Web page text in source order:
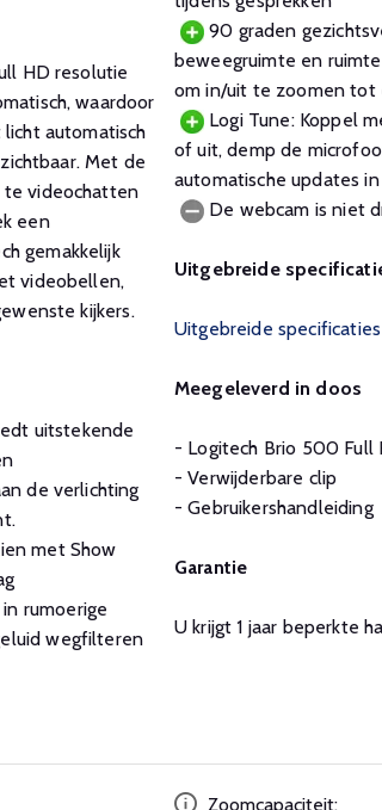
HD resolutie
waardoor
automatisch
Met de
te videochatten
een
gemakkelijk
videobellen,
kijkers.
uitstekende
de verlichting
met Show
rumoerige
wegfilteren
90 graden
beweegruimte en
om in/uit te zoomen tot
Logi Tune: Koppel
of uit, demp de
automatische updates in
De webcam is niet
Uitgebreide
Uitgebreide
Meegeleverd in doos
- Logitech Brio 500 Full
- Verwijderbare clip
- Gebruikershandleiding
Garantie
U krijgt 1 jaar beperkte
Zoomcapaciteit: